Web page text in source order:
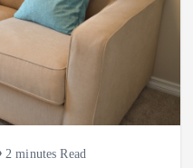
2 minutes Read